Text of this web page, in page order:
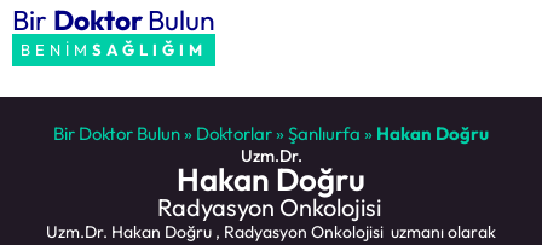
Bir DoktorBulun
BENİM SAĞLIĞIM
Bir Doktor Bulun» Doktorlar»Şanlıurfa » Hakan Doğru
Uzm.Dr.
Hakan Doğru
Radyasyon Onkolojisi
Uzm.Dr. Hakan Doğru , Radyasyon Onkolojisi uzmanı olarak